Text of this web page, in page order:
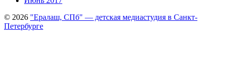
© 2026 "Ералаш, СПб" — детская медиастудия в Санкт-
Петербурге